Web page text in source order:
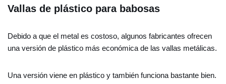
Vallas de plástico para babosas
Debido a que el metal es costoso, algunos fabricantes ofrecen
una versión de plástico más económica de las vallas metálicas.
Una versión viene en plástico y también funciona bastante bien.